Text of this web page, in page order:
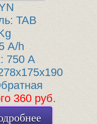
TAB
A/h
750 A
360 руб.